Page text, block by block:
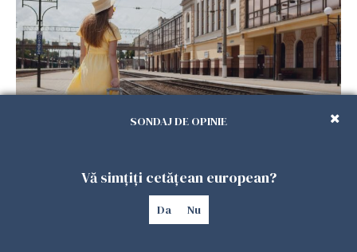
Haos pe calea ferată în Italia! Timp de
aproape patru zile, trenurile spre Roma și
Milano pot întârzia până la 3 ore
SONDAJ DE OPINIE
Vă simțiți cetățean european?
Da Nu